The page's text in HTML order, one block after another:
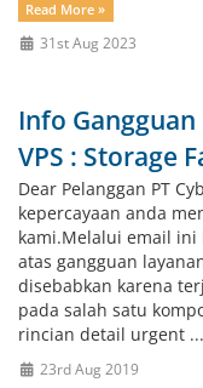
Read More »
31st Aug 2023
Info Gangguan
VPS : Storage
Dear Pelanggan PT
kepercayaan anda
kami.Melalui email ini
atas gangguan
disebabkan karena
pada salah satu
rincian detail urgent ...
23rd Aug 2019